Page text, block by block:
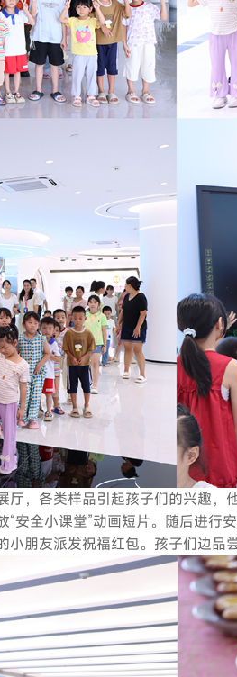
，各类样品引起孩子们的兴趣，
全小课堂”动画短片。随后进行
朋友派发祝福红包。孩子们边品